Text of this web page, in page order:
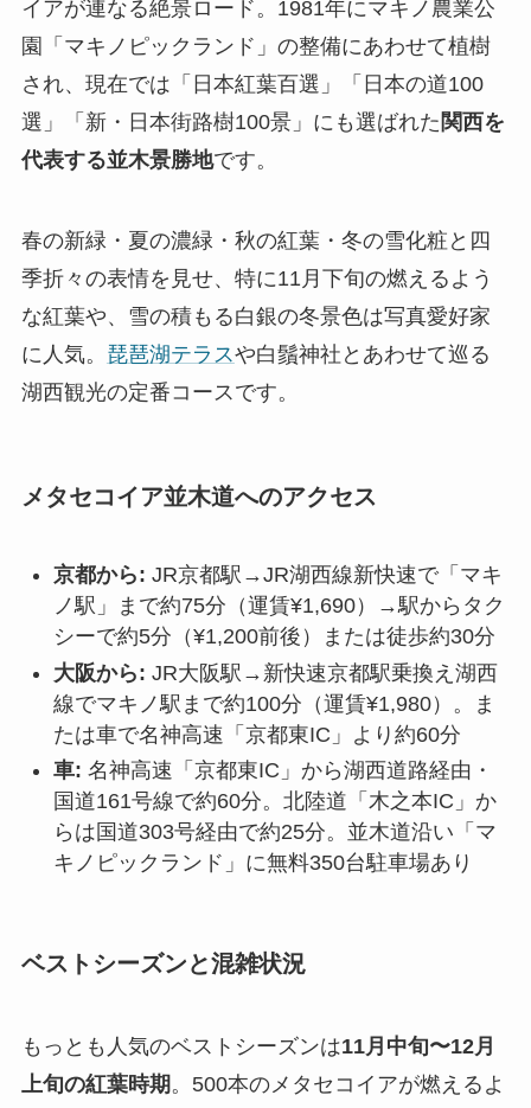
イアが連なる絶景ロード。1981年にマキノ農業公
園「マキノピックランド」の整備にあわせて植樹
され、現在では「日本紅葉百選」「日本の道100
選」「新・日本街路樹100景」にも選ばれた 関西を
代表する並木景勝地です。
春の新緑・夏の濃緑・秋の紅葉・冬の雪化粧と四
季折々の表情を見せ、特に11月下旬の燃えるよう
な紅葉や、雪の積もる白銀の冬景色は写真愛好家
に人気。 琵琶湖テラスや白鬚神社とあわせて巡る
湖西観光の定番コースです。
メタセコイア並木道へのアクセス
京都から: JR京都駅→JR湖西線新快速で「マキ
ノ駅」まで約75分（運賃¥1,690）→駅からタク
シーで約5分（¥1,200前後）または徒歩約30分
大阪から: JR大阪駅→新快速京都駅乗換え湖西
線でマキノ駅まで約100分（運賃¥1,980）。ま
たは車で名神高速「京都東IC」より約60分
車: 名神高速「京都東IC」から湖西道路経由・
国道161号線で約60分。北陸道「木之本IC」か
らは国道303号経由で約25分。並木道沿い「マ
キノピックランド」に無料350台駐車場あり
ベストシーズンと混雑状況
もっとも人気のベストシーズンは11月中旬〜12月
上旬の紅葉時期 。500本のメタセコイアが燃えるよ